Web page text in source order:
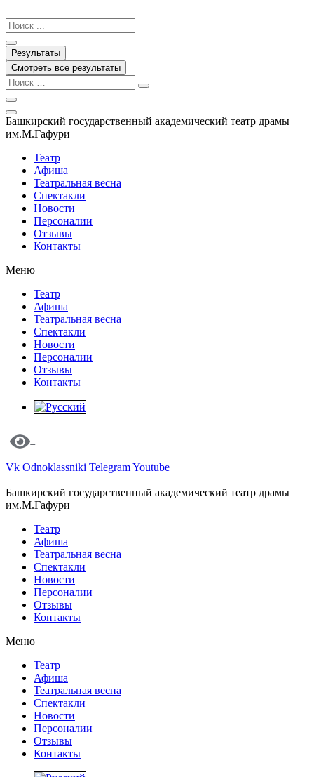
к
содержимому
Search
...
Результаты
Смотреть все результаты
Башкирский государственный академический театр драмы
им.М.Гафури
Театр
Афиша
Театральная весна
Спектакли
Новости
Персоналии
Отзывы
Контакты
Меню
Театр
Афиша
Театральная весна
Спектакли
Новости
Персоналии
Отзывы
Контакты
Vk Odnoklassniki TelegramYoutube
Башкирский государственный академический театр драмы
им.М.Гафури
Театр
Афиша
Театральная весна
Спектакли
Новости
Персоналии
Отзывы
Контакты
Меню
Театр
Афиша
Театральная весна
Спектакли
Новости
Персоналии
Отзывы
Контакты